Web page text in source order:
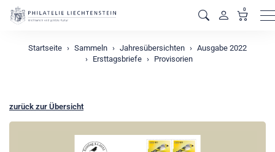
0
Startseite Sammeln Jahresübersichten
Ausgabe 2022
Ersttagsbriefe
Provisorien
zurück zur Übersicht